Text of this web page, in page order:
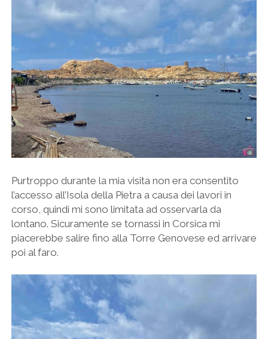
Purtroppo durante la mia visita non era consentito
l’accesso all’Isola della Pietra a causa dei lavori in
corso, quindi mi sono limitata ad osservarla da
lontano. Sicuramente se tornassi in Corsica mi
piacerebbe salire fino alla Torre Genovese ed arrivare
poi al faro.